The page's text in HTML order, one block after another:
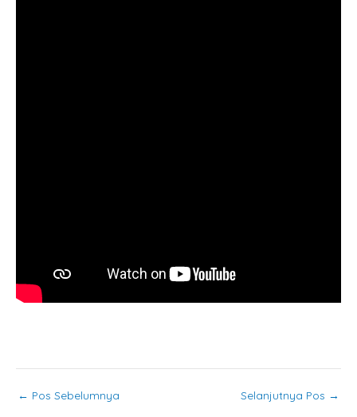
← Pos Sebelumnya Selanjutnya Pos →